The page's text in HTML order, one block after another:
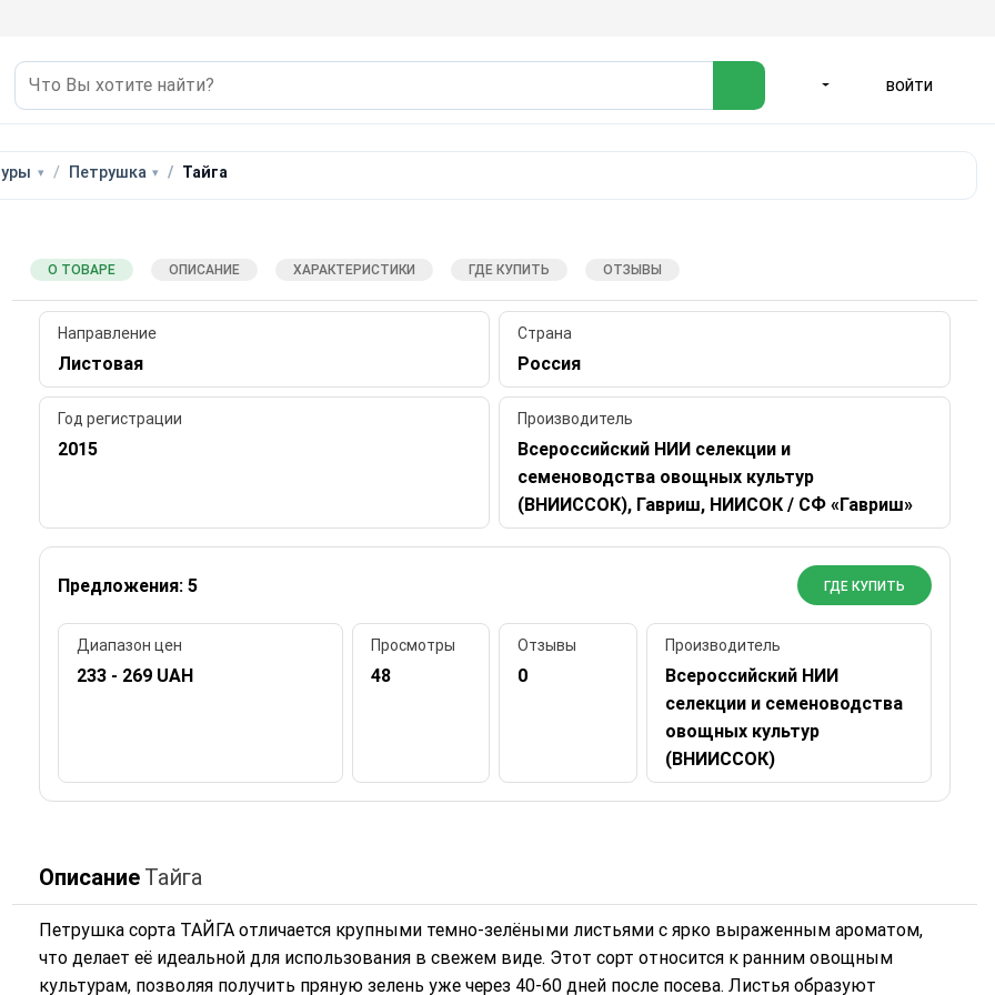
ВОЙТИ
Петрушка Тайга
О ТОВАРЕ ОПИСАНИЕ ХАРАКТЕРИСТИКИ ГДЕ КУПИТЬ ОТЗЫВЫ
Направление
Листовая
Страна
Россия
Год регистрации
2015
Производитель
Всероссийский НИИ селекции и
семеноводства овощных культур
(ВНИИССОК), Гавриш, НИИСОК / СФ «Гавриш»
Предложения: 5 ГДЕ КУПИТЬ
Диапазон цен
233 - 269 UAH
Просмотры
48
Отзывы
0
Производитель
Всероссийский НИИ
селекции и семеноводства
овощных культур
(ВНИИССОК)
Описание Тайга
Петрушка сорта ТАЙГА отличается крупными темно-зелёными листьями с ярко выраженным ароматом,
что делает её идеальной для использования в свежем виде. Этот сорт относится к ранним овощным
культурам, позволяя получить пряную зелень уже через 40-60 дней после посева. Листья образуют